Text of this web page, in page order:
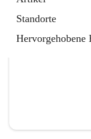
Standorte
Hervorgehobene